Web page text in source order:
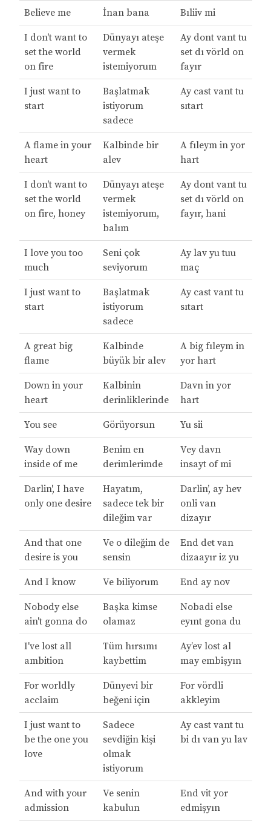
Believe me İnan bana Bıliiv mi
I don't want to
set the world
on fire
Dünyayı ateşe
vermek
istemiyorum
Ay dont vant tu
set dı vörld on
fayır
I just want to
start
Başlatmak
istiyorum
sadece
Ay cast vant tu
sıtart
A flame in your
heart
Kalbinde bir
alev
A fıleym in yor
hart
I don't want to
set the world
on fire, honey
Dünyayı ateşe
vermek
istemiyorum,
balım
Ay dont vant tu
set dı vörld on
fayır, hani
I love you too
much
Seni çok
seviyorum
Ay lav yu tuu
maç
I just want to
start
Başlatmak
istiyorum
sadece
Ay cast vant tu
sıtart
A great big
flame
Kalbinde
büyük bir alev
A big fıleym in
yor hart
Down in your
heart
Kalbinin
derinliklerinde
Davn in yor
hart
You see Görüyorsun Yu sii
Way down
inside of me
Benim en
derimlerimde
Vey davn
insayt of mi
Darlin', I have
only one desire
Hayatım,
sadece tek bir
dileğim var
Darlin’, ay hev
onli van
dizayır
And that one
desire is you
Ve o dileğim de
sensin
End det van
dizaayır iz yu
And I know Ve biliyorum End ay nov
Nobody else
ain't gonna do
Başka kimse
olamaz
Nobadi else
eyınt gona du
I've lost all
ambition
Tüm hırsımı
kaybettim
Ay’ev lost al
may embişyın
For worldly
acclaim
Dünyevi bir
beğeni için
For vördli
akkleyim
I just want to
be the one you
love
Sadece
sevdiğin kişi
olmak
istiyorum
Ay cast vant tu
bi dı van yu lav
And with your
admission
Ve senin
kabulun
End vit yor
edmişyın